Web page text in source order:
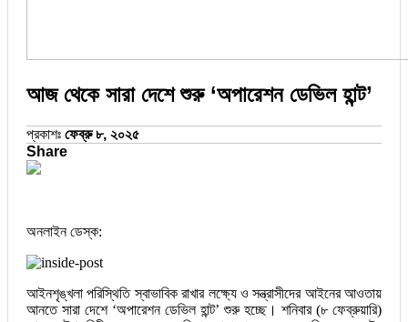
আজ থেকে সারা দেশে শুরু ‘অপারেশন ডেভিল হান্ট’
প্রকাশঃ ফেব্রু ৮, ২০২৫
Share
অনলাইন ডেস্ক:
আইনশৃঙ্খলা পরিস্থিতি স্বাভাবিক রাখার লক্ষ্যে ও সন্ত্রাসীদের আইনের আওতায়
আনতে সারা দেশে ‘অপারেশন ডেভিল হান্ট’ শুরু হচ্ছে। শনিবার (৮ ফেব্রুয়ারি)